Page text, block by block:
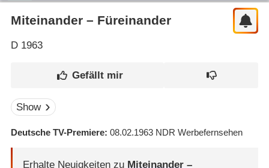
Miteinander – Füreinander
D1963
Show
Deutsche TV-Premiere 08.02.1963 NDR Werbefernsehen
Erhalte Neuigkeiten zu Miteinander –